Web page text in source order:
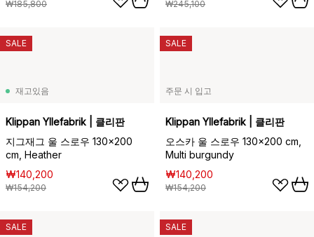
₩185,800 ₩245,100
재고있음
Klippan Yllefabrik | 클리판
지그재그 울 스로우 130x200
cm, Heather
₩140,200
₩154,200
SALE
주문 시 입고
Klippan Yllefabrik | 클리판
오스카 울 스로우 130x200 cm,
Multi burgundy
₩140,200
₩154,200
SALE
SALE SALE